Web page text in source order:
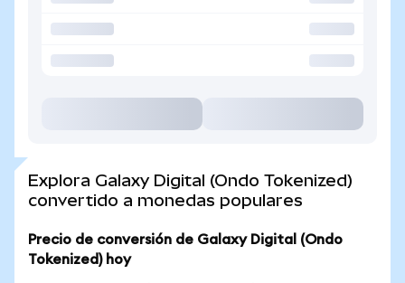
Explora Galaxy Digital (Ondo Tokenized)
convertido a monedas populares
Precio de conversión de Galaxy Digital (Ondo
Tokenized) hoy